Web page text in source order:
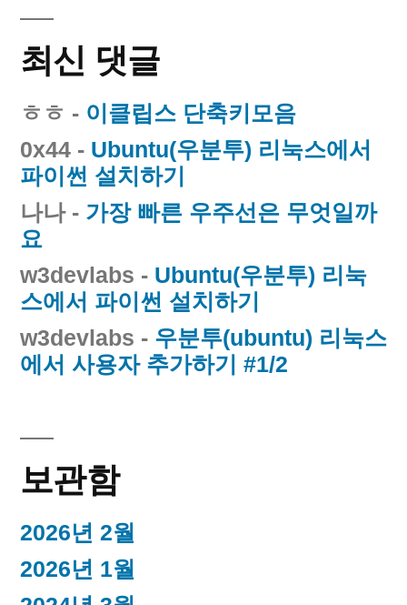
최신 댓글
ㅎㅎ - 이클립스 단축키모음
0x44 - Ubuntu(우분투) 리눅스에서
파이썬 설치하기
나나- 가장 빠른 우주선은 무엇일까
요
w3devlabs - Ubuntu(우분투) 리눅
스에서 파이썬 설치하기
w3devlabs - 우분투(ubuntu) 리눅스
에서 사용자 추가하기 #1/2
보관함
2026년 2월
2026년 1월